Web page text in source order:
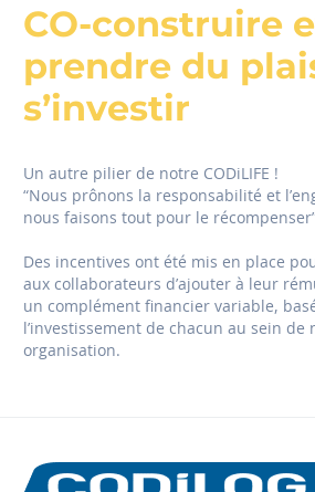
CO‍-‍construire
prendre du
s’investir
Un autre pilier de notre CODiLIFE !
“Nous prônons la responsabilité et
nous faisons tout pour le
Des incentives ont été mis en place
aux collaborateurs d’ajouter à leur
un complément financier variable,
l’investissement de chacun au sein de
organisation.